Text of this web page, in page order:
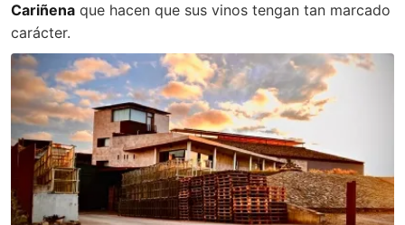
Cariñena que hacen que sus vinos tengan tan marcado
carácter.